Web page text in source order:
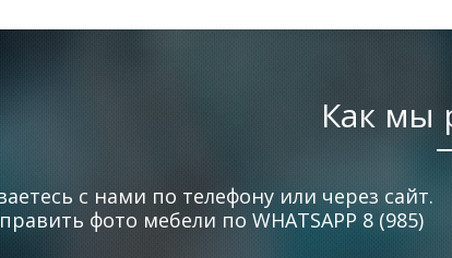
Как мы
с нами по телефону или через сайт.
фото мебели по WHATSAPP 8 (985)